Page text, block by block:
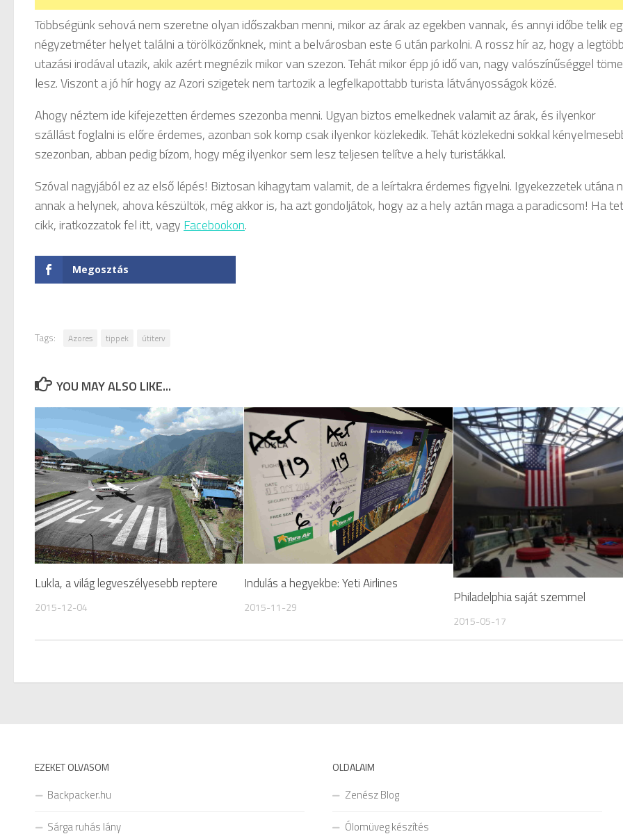
Többségünk sehová nem szeretne olyan időszakban menni, mikor az árak az egekben vannak, és annyi időbe telik
négyzetméter helyet találni a törölközőnknek, mint a belvárosban este 6 után parkolni. A rossz hír az, hogy a
utazási irodával utazik, akik azért megnézik mikor van szezon. Tehát mikor épp jó idő van, nagy valószínűséggel
lesz. Viszont a jó hír hogy az Azori szigetek nem tartozik a legfelkapottabb turista látványosságok közé.
Ahogy néztem ide kifejezetten érdemes szezonba menni. Ugyan biztos emelkednek valamit az árak, és ilyenkor
szállást foglalni is előre érdemes, azonban sok komp csak ilyenkor közlekedik. Tehát közlekedni sokkal
szezonban, abban pedig bízom, hogy még ilyenkor sem lesz teljesen telítve a hely turistákkal.
Szóval nagyjából ez az első lépés! Biztosan kihagytam valamit, de a leírtakra érdemes figyelni. Igyekezzetek utána
annak a helynek, ahova készültök, még akkor is, ha azt gondoljátok, hogy az a hely aztán maga a paradicsom! Ha
cikk, iratkozzatok fel itt, vagy Facebookon.
Megosztás
Tags: Azores tippek útiterv
YOU MAY ALSO LIKE...
Lukla, a világ legveszélyesebb reptere
2015-12-04
Indulás a hegyekbe: Yeti Airlines
2015-11-29
Philadelphia saját szemmel
2015-05-17
EZEKET OLVASOM
Backpacker.hu
Sárga ruhás lány
OLDALAIM
Zenész Blog
Ólomüveg készítés